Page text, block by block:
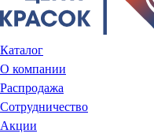
Каталог
О компании
Распродажа
Сотрудничество
Акции